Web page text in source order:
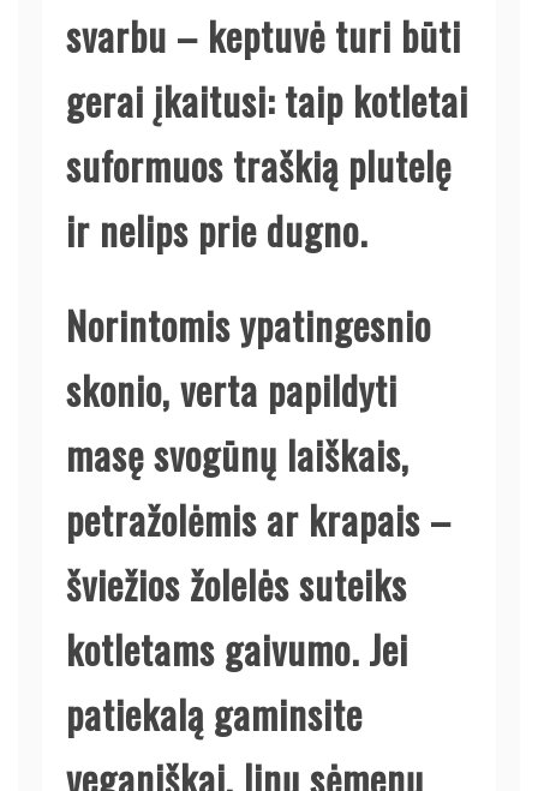
svarbu – keptuvė turi būti
gerai įkaitusi: taip kotletai
suformuos traškią plutelę
ir nelips prie dugno.
Norintomis ypatingesnio
skonio, verta papildyti
masę svogūnų laiškais,
petražolėmis ar krapais –
šviežios žolelės suteiks
kotletams gaivumo. Jei
patiekalą gaminsite
veganiškai, linų sėmenų